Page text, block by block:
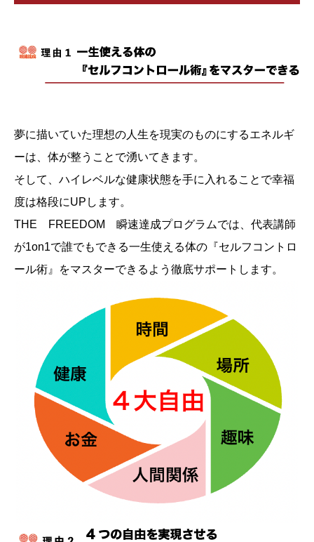
夢に描いていた理想の人生を現実のものにするエネルギ
ーは、体が整うことで湧いてきます。
そして、ハイレベルな健康状態を手に入れることで幸福
度は格段にUPします。
THE FREEDOM 瞬速達成プログラムでは、代表講師
が1on1で誰でもできる一生使える体の『セルフコントロ
ール術』をマスターできるよう徹底サポートします。